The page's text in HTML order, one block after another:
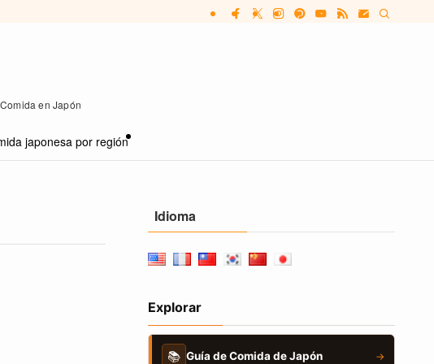
en Japón
japonesa por región
Idioma
Explorar
📚 Guía de Comida de Japón →